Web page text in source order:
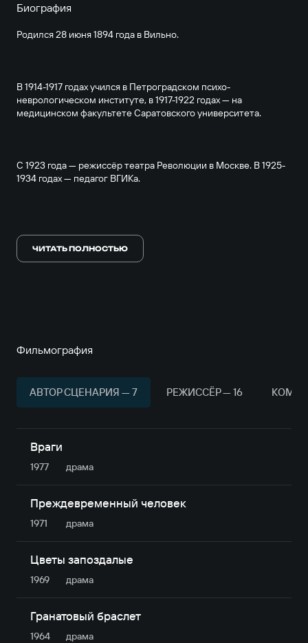
Биография
Родился 28 июня 1894 года в Вильно.
В 1914-1917 годах учился в Петроградском психо-
неврологическом институте, в 1917-1922 годах — на
медицинском факультете Саратовского университета.
С 1923 года — режиссёр театра Революции в Москве. В 1925-
1934 годах — педагог ВГИКа.
Союзкино. С 1936 года — режиссёр киностудии Украинфильм,
с 1940 года — режиссёр киностудии «Мосфильм».
ЧИТАТЬ ПОЛНОСТЬЮ
Фильмография
АВТОР СЦЕНАРИЯ — 7 РЕЖИССЁР — 16
Враги
1977 драма
Преждевременный человек
1971 драма
Цветы запоздалые
1969 драма
Гранатовый браслет
1964 драма